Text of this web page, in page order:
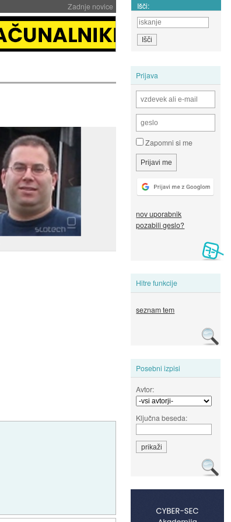
Zadnje novice Išči:
Prijava
Zapomni si me
nov uporabnik
pozabili geslo?
Hitre funkcije
seznam tem
Posebni izpisi
Avtor:
Ključna beseda: